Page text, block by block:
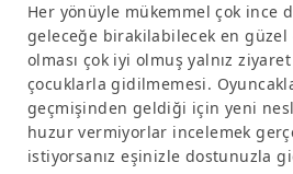
Her yönüyle mükemmel çok ince
geleceğe birakilabilecek en
olması çok iyi olmuş yalnız
çocuklarla gidilmemesi.
geçmişinden geldiği için yeni
huzur vermiyorlar incelemek
istiyorsanız eşinizle dostunuzla